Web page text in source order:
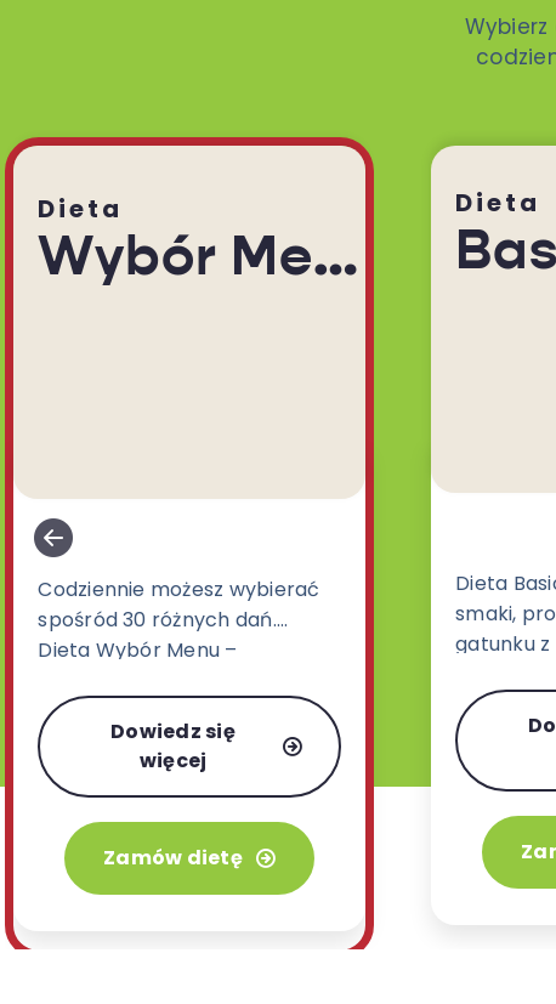
Dieta
Wybór Menu
Codziennie możesz wybierać
spośród 30 różnych dań.
Dieta Wybór Menu –
uwielbiany wariant w naszej
ofercie.Dowiedz się
więcej
Zamów dietę
Dieta
Dieta
smaki,
gatunku z
posiłków.